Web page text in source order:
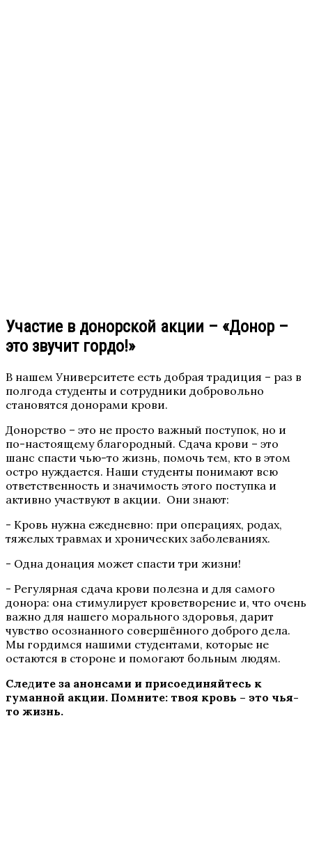
Участие в донорской акции – «Донор –
это звучит гордо!»
В нашем Университете есть добрая традиция – раз в
полгода студенты и сотрудники добровольно
становятся донорами крови.
Донорство – это не просто важный поступок, но и
по-настоящему благородный. Сдача крови – это
шанс спасти чью-то жизнь, помочь тем, кто в этом
остро нуждается. Наши студенты понимают всю
ответственность и значимость этого поступка и
активно участвуют в акции. Они знают:
- Кровь нужна ежедневно: при операциях, родах,
тяжелых травмах и хронических заболеваниях.
- Одна донация может спасти три жизни!
- Регулярная сдача крови полезна и для самого
донора: она стимулирует кроветворение и, что очень
важно для нашего морального здоровья, дарит
чувство осознанного совершённого доброго дела.
Мы гордимся нашими студентами, которые не
остаются в стороне и помогают больным людям.
Следите за анонсами и присоединяйтесь к
гуманной акции. Помните: твоя кровь – это чья-
то жизнь.